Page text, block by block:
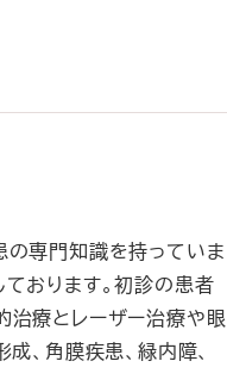
の専門知識を持っていま
おります。初診の患者
治療とレーザー治療や眼
、角膜疾患、緑内障、